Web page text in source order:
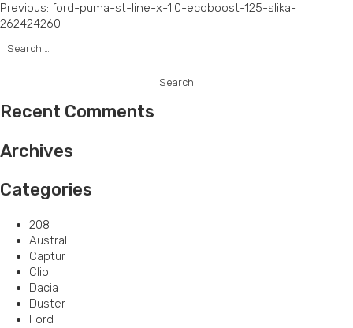
Post
Previous: ford-puma-st-line-x-1.0-ecoboost-125-slika-
262424260
for:
Recent Comments
Archives
Categories
208
Austral
Captur
Clio
Dacia
Duster
Ford